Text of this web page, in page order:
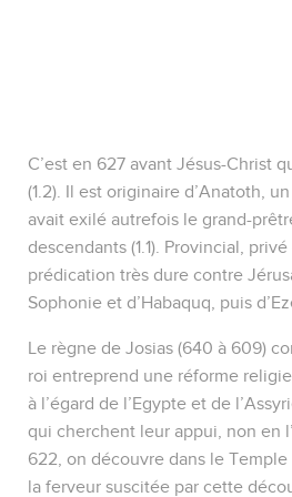
C’est en 627 avant Jésus-Christ
(1.2). Il est originaire d’Anatoth,
avait exilé autrefois le grand-
descendants (1.1). Provincial,
prédication très dure contre
Sophonie et d’Habaquq, puis
Le règne de Josias (640 à 609)
roi entreprend une réforme
à l’égard de l’Egypte et de
qui cherchent leur appui, non en
622, on découvre dans le
la ferveur suscitée par cette